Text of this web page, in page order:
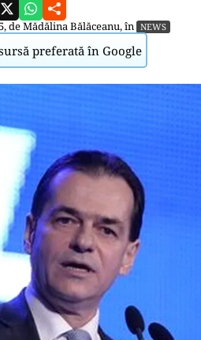
deMădălina Bălăceanu, în NEWS
preferată în Google